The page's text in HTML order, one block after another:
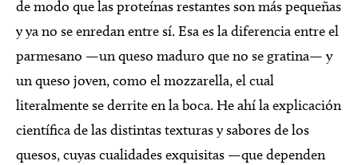
de modo que las proteínas restantes son más pequeñas
y ya no se enredan entre sí. Esa es la diferencia entre el
parmesano —un queso maduro que no se gratina— y
un queso joven, como el mozzarella, el cual
literalmente se derrite en la boca. He ahí la explicación
científica de las distintas texturas y sabores de los
quesos, cuyas cualidades exquisitas —que dependen